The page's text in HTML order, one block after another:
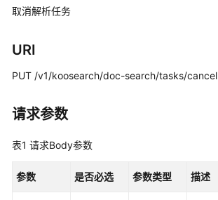
指
南
最
佳
践
API
取消解析任务
URI
PUT /v1/koosearch/doc-search/tasks/cancel
请求参数
表1 请求Body参数
参数 是否必选 参数类型 描述